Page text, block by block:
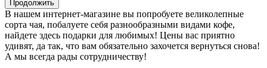
Продолжить
В нашем интернет-магазине вы попробуете великолепные
сорта чая, побалуете себя разнообразными видами кофе,
найдете здесь подарки для любимых! Цены вас приятно
удивят, да так, что вам обязательно захочется вернуться снова!
А мы всегда рады сотрудничеству!